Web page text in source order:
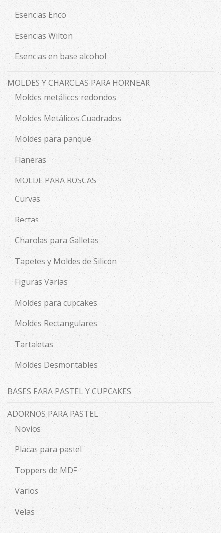
Esencias Enco
Esencias Wilton
Esencias en base alcohol
MOLDES Y CHAROLAS PARA HORNEAR
Moldes metálicos redondos
Moldes Metálicos Cuadrados
Moldes para panqué
Flaneras
MOLDE PARA ROSCAS
Curvas
Rectas
Charolas para Galletas
Tapetes y Moldes de Silicón
Figuras Varias
Moldes para cupcakes
Moldes Rectangulares
Tartaletas
Moldes Desmontables
BASES PARA PASTEL Y CUPCAKES
ADORNOS PARA PASTEL
Novios
Placas para pastel
Toppers de MDF
Varios
Velas